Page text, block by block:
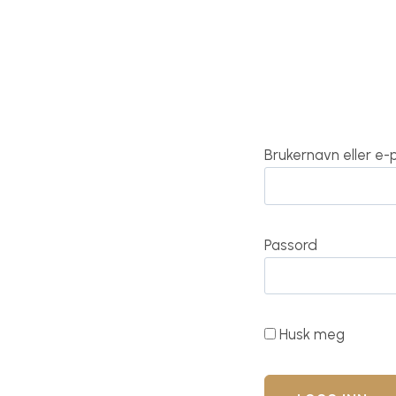
Brukernavn eller
Passord
Husk meg